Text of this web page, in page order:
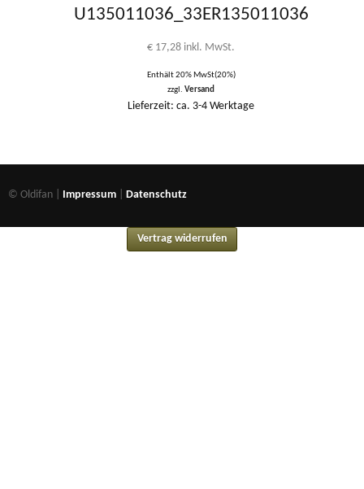
U135011036_33ER135011036
€ 17,28 inkl. MwSt.
Enthält 20% MwSt(20%)
zzgl.Versand
Lieferzeit: ca. 3-4 Werktage
© Oldifan | Impressum Datenschutz
Vertrag widerrufen